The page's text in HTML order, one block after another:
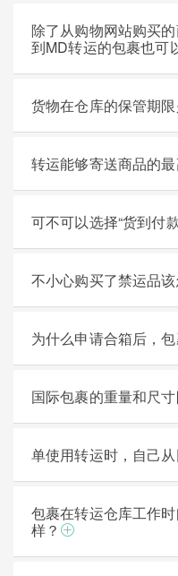
除了从购物网站购买
到MD转运的包裹也可
货物在仓库的保管期限
转运能够寄送商品的
可不可以选择“货到付
不小心购买了禁运品该
为什么申请合箱后，
国际包裹的重量和尺
单使用转运时，自己
包裹在转运仓库工作
样？